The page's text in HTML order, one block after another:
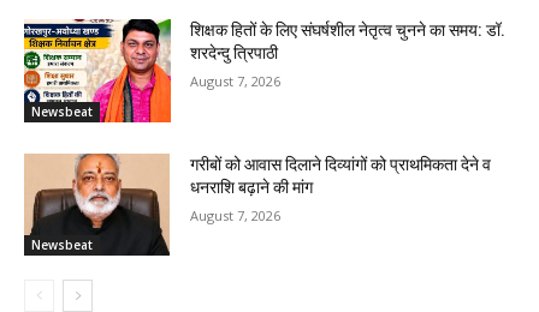
Newsbeat
शिक्षक हितों के लिए संघर्षशील नेतृत्व चुनने का समय: डॉ.
शरदेन्दु त्रिपाठी
August 7, 2026
Newsbeat
गरीबों को आवास दिलाने दिव्यांगों को प्राथमिकता देने व
धनराशि बढ़ाने की मांग
August 7, 2026